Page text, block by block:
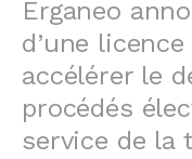
Erganeo
d’une
accélérer le
procédés
service de la